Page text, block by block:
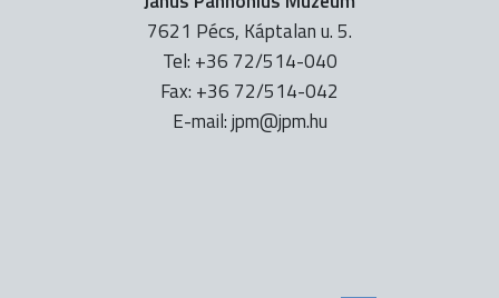
7621 Pécs, Káptalan u. 5.
Tel: +36 72/514-040
Fax: +36 72/514-042
E-mail:uh.mpj@mpj